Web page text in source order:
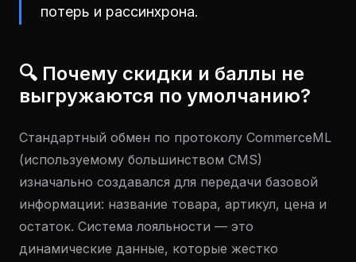
потерь и рассинхрона.
🔍 Почему скидки и баллы не
выгружаются по умолчанию?
Стандартный обмен по протоколу CommerceML
(используемому большинством CMS)
изначально создавался для передачи базовой
информации: название товара, артикул, цена и
остаток. Система лояльности — это
динамические данные, которые жестко